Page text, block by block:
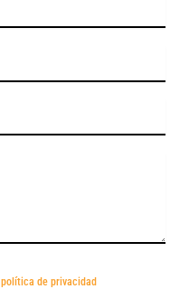
política de privacidad